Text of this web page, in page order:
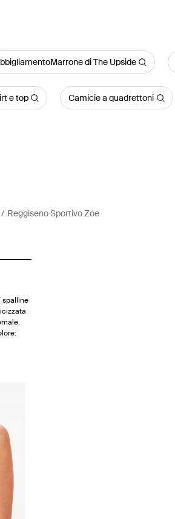
di The Upside
e top Camicie a quadrettoni
Reggiseno Sportivo Zoe
spalline